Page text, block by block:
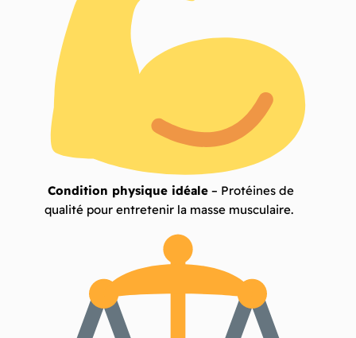
Condition physique idéale – Protéines de
qualité pour entretenir la masse musculaire.